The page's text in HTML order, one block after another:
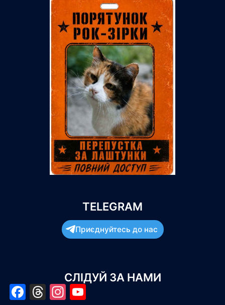
TELEGRAM
Приєднуйтесь до нас
СЛІДУЙ ЗА НАМИ
Facebook
Threads
Instagram